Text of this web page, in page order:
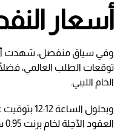
أسعار
وفي سياق منفصل، شهدت
توقعات الطلب العالمي،
الخام الليبي.
وبحلول
العقود الآجلة لخام برنت 0.95 سنت إلى 102.91 دولار للبرميل.